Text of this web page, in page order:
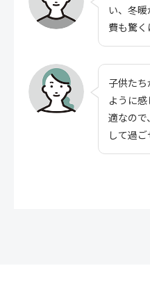
い、冬
費も驚く
子供た
ように
適なので
して過ご